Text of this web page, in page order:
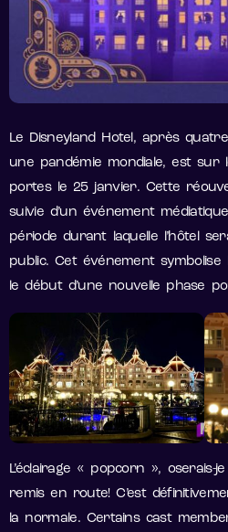
Le Disneyland Hotel, après
une pandémie mondiale, est
portes le 25 janvier. Cette
suivie d’un événement
période durant laquelle l’hôtel
public. Cet événement
le début d’une nouvelle phase
L’éclairage « popcorn », oserais-
remis en route! C’est
la normale. Certains cast